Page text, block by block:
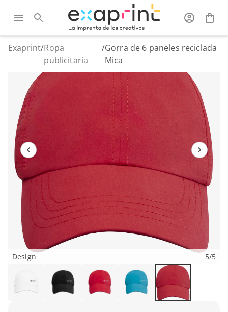
Exaprint/Ropa
publicitaria
/Gorra de 6 paneles reciclada
Mica
Design 5/5